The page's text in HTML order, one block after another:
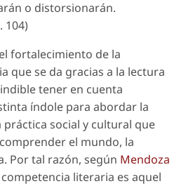
o distorsionarán.
104)
fortalecimiento de la
que se da gracias a la lectura
tener en cuenta
índole para abordar la
social y cultural que
el mundo, la
Por tal razón, según Mendoza
literaria es aquel